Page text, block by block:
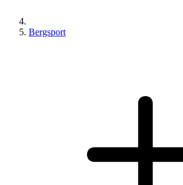
Bergsport